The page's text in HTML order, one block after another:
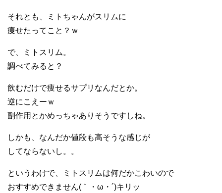
それとも、ミトちゃんがスリムに
痩せたってこと？ｗ
で、ミトスリム。
調べてみると？
飲むだけで痩せるサプリなんだとか。
逆にこえーｗ
副作用とかめっちゃありそうですしね。
しかも、なんだか値段も高そうな感じが
してならないし。。
というわけで、ミトスリムは何だかこわいので
おすすめできません(｀・ω・´)キリッ